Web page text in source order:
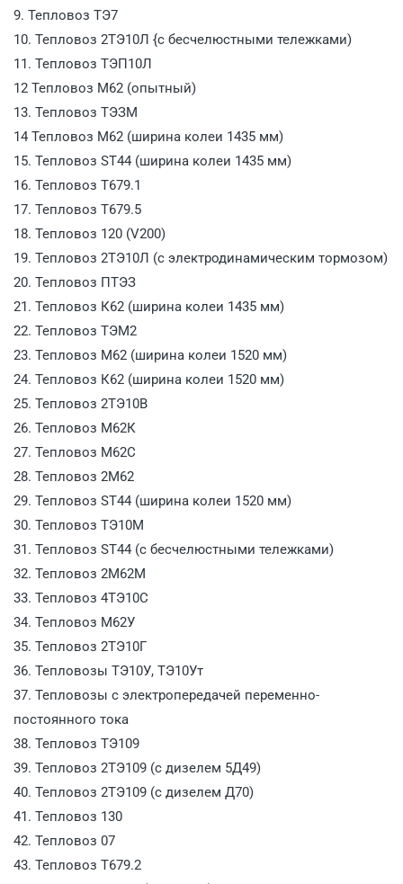
9. Тепловоз ТЭ7
10. Тепловоз 2ТЭ10Л {с бесчелюстными тележками)
11. Тепловоз ТЭП10Л
12 Тепловоз М62 (опытный)
13. Тепловоз ТЭЗМ
14 Тепловоз М62 (ширина колеи 1435 мм)
15. Тепловоз ST44 (ширина колеи 1435 мм)
16. Тепловоз Т679.1
17. Тепловоз Т679.5
18. Тепловоз 120 (V200)
19. Тепловоз 2ТЭ10Л (с электродинамическим тормозом)
20. Тепловоз ПТЭЗ
21. Тепловоз К62 (ширина колеи 1435 мм)
22. Тепловоз ТЭМ2
23. Тепловоз М62 (ширина колеи 1520 мм)
24. Тепловоз К62 (ширина колеи 1520 мм)
25. Тепловоз 2ТЭ10В
26. Тепловоз М62К
27. Тепловоз М62С
28. Тепловоз 2М62
29. Тепловоз ST44 (ширина колеи 1520 мм)
30. Тепловоз ТЭ10М
31. Тепловоз ST44 (с бесчелюстными тележками)
32. Тепловоз 2М62М
33. Тепловоз 4ТЭ10С
34. Тепловоз М62У
35. Тепловоз 2ТЭ10Г
36. Тепловозы ТЭ10У, ТЭ10Ут
37. Тепловозы с электропередачей переменно-
постоянного тока
38. Тепловоз ТЭ109
39. Тепловоз 2ТЭ109 (с дизелем 5Д49)
40. Тепловоз 2ТЭ109 (с дизелем Д70)
41. Тепловоз 130
42. Тепловоз 07
43. Тепловоз Т679.2